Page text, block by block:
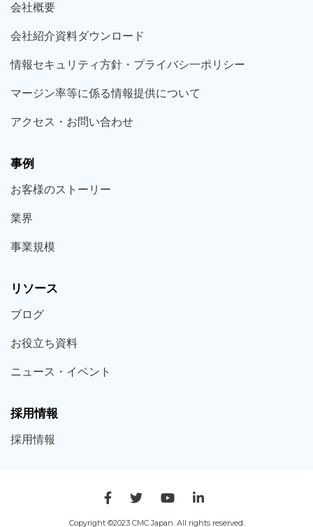
会社概要
会社紹介資料ダウンロード
情報セキュリティ方針・プライバシ一ポリシー
マージン率等に係る情報提供について
アクセス・お問い合わせ
事例
お客様のストーリー
業界
事業規模
リソース
ブログ
お役立ち資料
ニュース・ イベント
採用情報
採用情報
Copyright ©2023 CMC Japan. All rights reserved.